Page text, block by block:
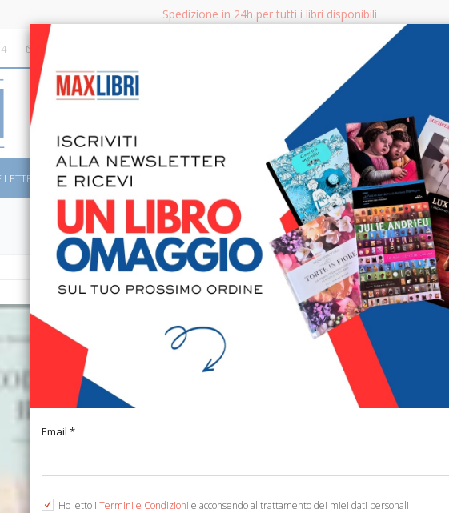
Spedizione in 24h per tutti i libri disponibili
info@maxlibri.it
CERCA
SAGGISTICA LIBRI PER BAMBINI E RAGAZZI MANUALI - GUIDE - CORSI
€ 14,98
A cura di Mazza D.
Email *
Ho letto i Termini e Condizioni e acconsendo al trattamento dei miei dati personali